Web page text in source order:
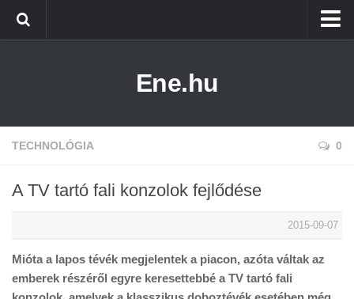
Életmód
Ene.hu
TECHNOLÓGIA 0
A TV tartó fali konzolok fejlődése
2015-09-07
Mióta a lapos tévék megjelentek a piacon, azóta váltak az
emberek részéről egyre keresettebbé a TV tartó fali